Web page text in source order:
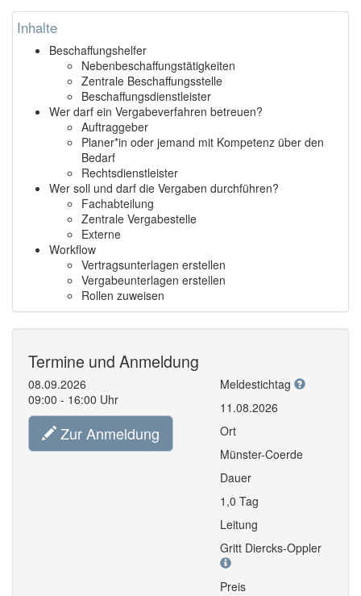
Inhalte
Beschaffungshelfer
Nebenbeschaffungstätigkeiten
Zentrale Beschaffungsstelle
Beschaffungsdienstleister
Wer darf ein Vergabeverfahren betreuen?
Auftraggeber
Planer*in oder jemand mit Kompetenz über den
Bedarf
Rechtsdienstleister
Wer soll und darf die Vergaben durchführen?
Fachabteilung
Zentrale Vergabestelle
Externe
Workflow
Vertragsunterlagen erstellen
Vergabeunterlagen erstellen
Rollen zuweisen
Termine und Anmeldung
08.09.2026
09:00 - 16:00 Uhr
Zur Anmeldung
Meldestichtag
11.08.2026
Ort
Münster-Coerde
Dauer
1,0 Tag
Leitung
Gritt Diercks-Oppler
Preis